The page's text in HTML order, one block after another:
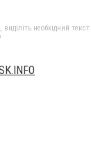
необхідний